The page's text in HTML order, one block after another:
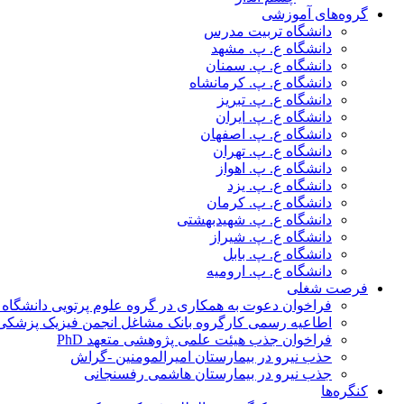
گروه‌های آموزشی
دانشگاه تربیت مدرس
دانشگاه ع. پ. مشهد
دانشگاه ع. پ. سمنان
دانشگاه ع. پ. کرمانشاه
دانشگاه ع. پ. تبریز
دانشگاه ع. پ. ایران
دانشگاه ع. پ. اصفهان
دانشگاه ع. پ. تهران
دانشگاه ع. پ. اهواز
دانشگاه ع. پ. یزد
دانشگاه ع. پ. کرمان
دانشگاه ع. پ. شهید‌بهشتی
دانشگاه ع. پ. شیراز
دانشگاه ع. پ. بابل
دانشگاه ع. پ. ارومیه
فرصت شغلی
فراخوان دعوت به همکاری در گروه علوم پرتویی دانشگاه
اطاعیه رسمی کارگروه بانک مشاغل انجمن فیزیک
فراخوان جذب هیئت علمی پژوهشی متعهد PhD
حذب نیرو در بیمارستان امیرالمومنین -گراش
جذب نیرو در بیمارستان هاشمی رفسنجانی
کنگره‌ها